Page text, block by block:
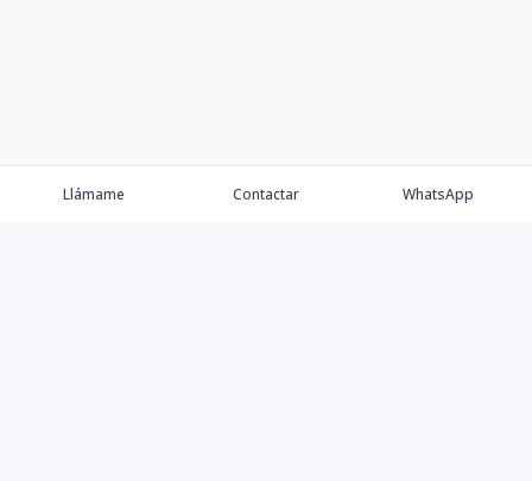
Llámame Contactar WhatsApp